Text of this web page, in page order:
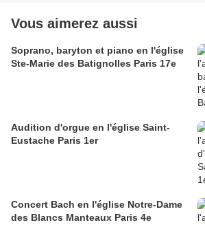
Vous aimerez aussi
Soprano, baryton et piano en l'église
Ste-Marie des Batignolles Paris 17e
Audition d'orgue en l'église Saint-
Eustache Paris 1er
Concert Bach en l'église Notre-Dame
des Blancs Manteaux Paris 4e